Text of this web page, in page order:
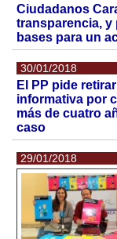
Ciudadanos
transparencia, y
bases para un
30/01/2018
El PP pide
informativa por
más de cuatro
caso
29/01/2018